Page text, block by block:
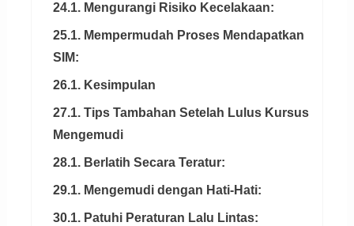
24.1. Mengurangi Risiko Kecelakaan:
25.1. Mempermudah Proses Mendapatkan
SIM:
26.1. Kesimpulan
27.1. Tips Tambahan Setelah Lulus Kursus
Mengemudi
28.1. Berlatih Secara Teratur:
29.1. Mengemudi dengan Hati-Hati:
30.1. Patuhi Peraturan Lalu Lintas: